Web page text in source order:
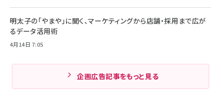
明太子の「やまや」に聞く、マーケティングから店舗・採用まで広が
るデータ活用術
4月14日 7:05
企画広告記事をもっと見る